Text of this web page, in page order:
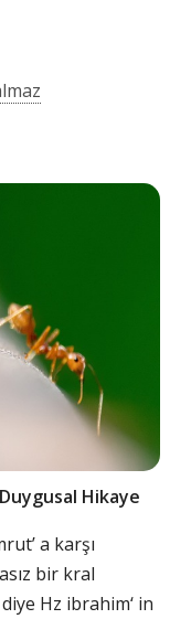
Hikaye
a karşı
bir kral
Hz ibrahim‘ in